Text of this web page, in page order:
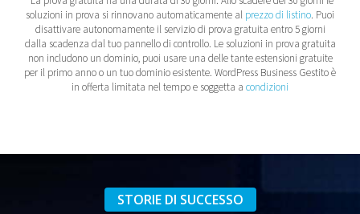
soluzioni in prova si rinnovano automaticamente al prezzo di listino. Puoi
disattivare autonomamente il servizio di prova gratuita entro 5 giorni
dalla scadenza dal tuo pannello di controllo. Le soluzioni in prova gratuita
non includono un dominio, puoi usare una delle tante estensioni gratuite
per il primo anno o un tuo dominio esistente. WordPress Business Gestito è
in offerta limitata nel tempo e soggetta a condizioni
STORIE DI SUCCESSO